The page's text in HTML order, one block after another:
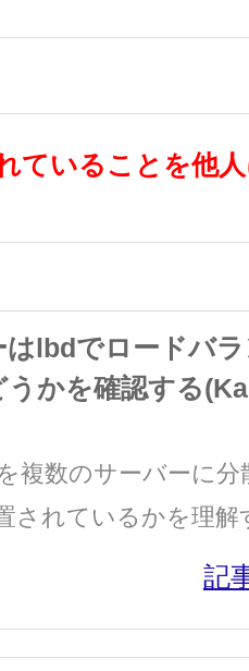
ていることを他
lbdでロードバ
うかを確認する
複数のサーバーに
されているかを理解
記